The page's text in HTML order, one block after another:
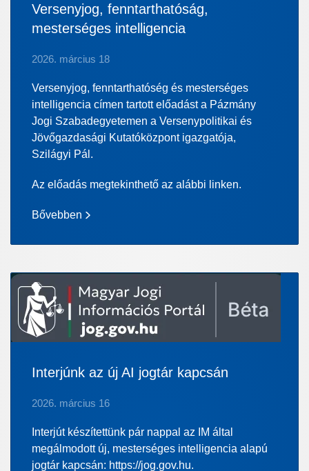
Versenyjog, fenntarthatóság,
mesterséges intelligencia
2026. március 18
Versenyjog, fenntarthatóség és mesterséges
intelligencia címen tartott előadást a Pázmány
Jogi Szabadegyetemen a Versenypolitikai és
Jövőgazdasági Kutatóközpont igazgatója,
Szilágyi Pál.
Az előadás megtekinthető az alábbi linken.
Bővebben
Interjúnk az új AI jogtár kapcsán
2026. március 16
Interjút készítettünk pár nappal az IM által
megálmodott új, mesterséges intelligencia alapú
jogtár kapcsán: https://jog.gov.hu.